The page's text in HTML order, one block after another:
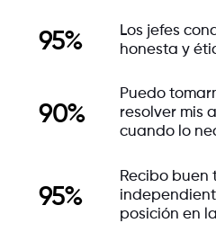
95%
Los jefes
honesta y
90%
Puedo
resolver mis
cuando lo
95%
Recibo buen
posición en